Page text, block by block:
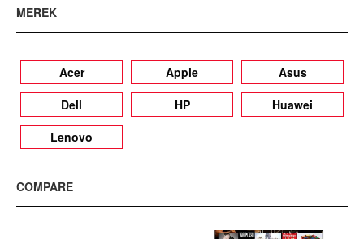
MEREK
Acer Apple
Asus
Dell
HP
Huawei
Lenovo
COMPARE